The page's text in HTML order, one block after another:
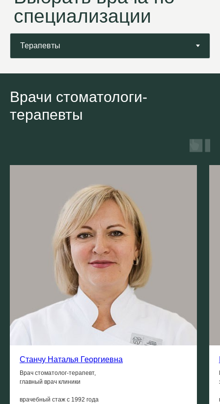
Врачи стоматологи-
терапевты
Станчу Наталья Георгиевна
Врач стоматолог-терапевт,
главный врач клиники
врачебный стаж с 1992 года